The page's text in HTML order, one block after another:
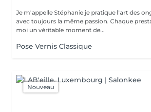
Je m'appelle Stéphanie je pratique l'art des
avec toujours la même passion. Chaque
moi un véritable moment de...
Pose Vernis Classique
Nouveau